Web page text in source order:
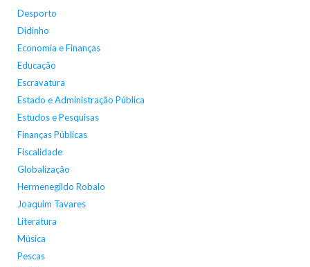
Desporto
Didinho
Economia e Finanças
Educação
Escravatura
Estado e Administração Pública
Estudos e Pesquisas
Finanças Públicas
Fiscalidade
Globalização
Hermenegildo Robalo
Joaquim Tavares
Literatura
Música
Pescas